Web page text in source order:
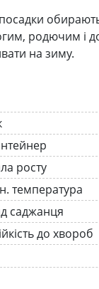
обирають
родючим і
на зиму.
росту
температура
саджанця
до хвороб